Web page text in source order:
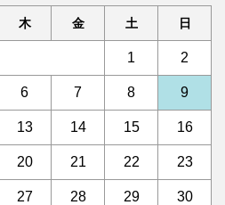
木 金 土 日
1 2
6 7 8 9
13 14 15 16
20 21 22 23
27 28 29 30